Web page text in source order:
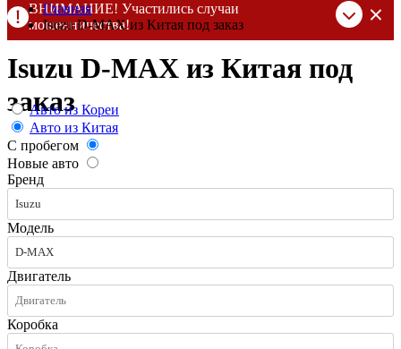
ВНИМАНИЕ! Участились случаи
мошенничества!
по выставленному счету на Т-банк от ИП Алексеевских С.В.
При любых подозрениях, свяжитесь с нами по официальным
контактам, указанным в соц сетях и на сайте
Главная
Isuzu D-MAX из Китая под заказ
Isuzu D-MAX из Китая под
заказ
Авто из Кореи
Авто из Китая
С пробегом
Новые авто
Бренд
Isuzu
Модель
D-MAX
Двигатель
Коробка